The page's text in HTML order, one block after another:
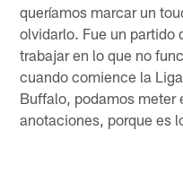
queríamos marcar un
olvidarlo. Fue un partido
trabajar en lo que no
cuando comience la
Buffalo, podamos meter
anotaciones, porque es